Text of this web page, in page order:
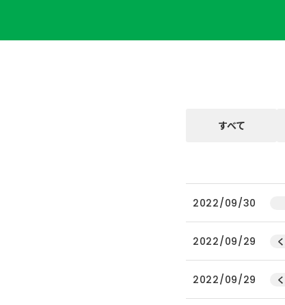
すべて
2022/09/30
2022/09/29
2022/09/29